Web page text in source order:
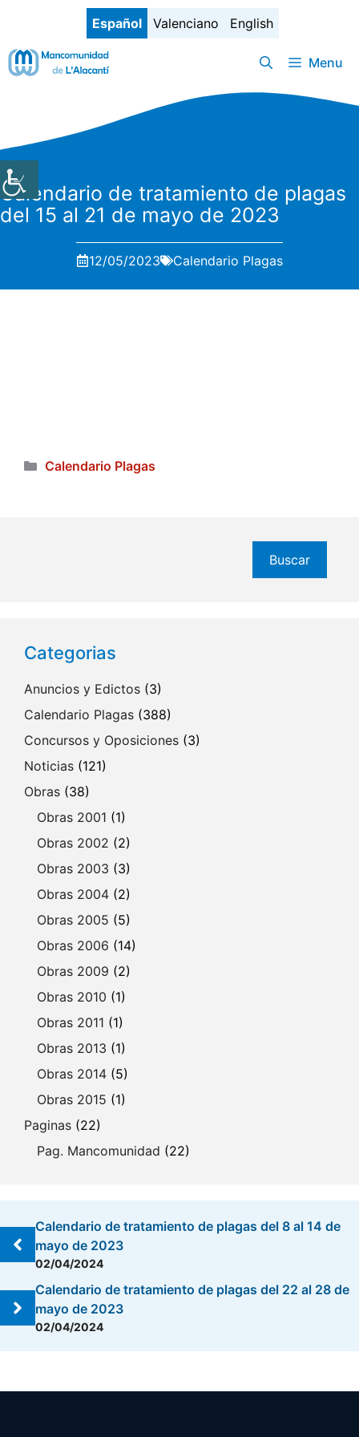
contenido
Español Valenciano English
Menu
Calendario de tratamiento de plagas
del 15 al 21 de mayo de 2023
12/05/2023 Calendario Plagas
Categorías
Calendario Plagas
Buscar
Categorias
Anuncios y Edictos (3)
Calendario Plagas (388)
Concursos y Oposiciones (3)
Noticias (121)
Obras (38)
Obras 2001 (1)
Obras 2002 (2)
Obras 2003 (3)
Obras 2004 (2)
Obras 2005 (5)
Obras 2006 (14)
Obras 2009 (2)
Obras 2010 (1)
Obras 2011 (1)
Obras 2013 (1)
Obras 2014 (5)
Obras 2015 (1)
Paginas (22)
Pag. Mancomunidad (22)
Calendario de tratamiento de plagas del 8 al 14 de
mayo de 2023
02/04/2024
Calendario de tratamiento de plagas del 22 al 28 de
mayo de 2023
02/04/2024